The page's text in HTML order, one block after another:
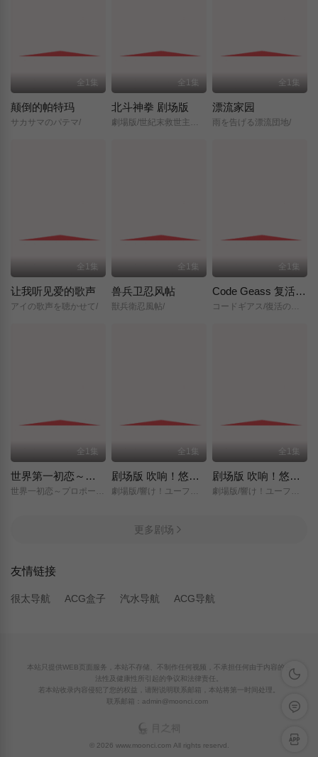
全1集
颠倒的帕特玛
サカサマのパテマ/
全1集
北斗神拳 剧场版
劇場版/世紀末救世主伝説/北斗の拳/
全1集
漂流家园
雨を告げる漂流団地/
全1集
让我听见爱的歌声
アイの歌声を聴かせて/
全1集
兽兵卫忍风帖
獣兵衛忍風帖/
全1集
Code Geass 复活的鲁路修
コードギアス/復活のルルーシュ/
全1集
世界第一初恋～求婚篇～
全1集
剧场版 吹响！悠风号～想要传达的旋律～
全1集
剧场版 吹响！悠风号～誓言的终章～
更多剧场
友情链接
很太导航 ACG盒子 汽水导航 ACG导航
深色模
留言反
APP下
本站只提供WEB页面服务，本站不存储、不制作任何视频，不承担任何由于内容的合
法性及健康性所引起的争议和法律责任。
若本站收录内容侵犯了您的权益，请附说明联系邮箱，本站将第一时间处理。
联系邮箱：admin@moonci.com
© 2026 www.moonci.com All rights reservd.